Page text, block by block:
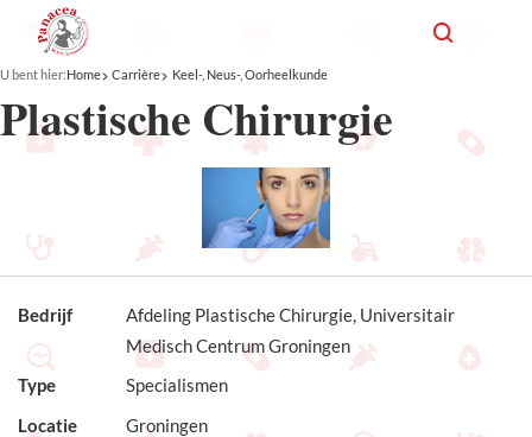
U bent hier:Home Carrière Keel-, Neus-, Oorheelkunde
Plastische Chirurgie
Bedrijf
Afdeling Plastische Chirurgie, Universitair
Medisch Centrum Groningen
Type
Specialismen
Locatie
Groningen